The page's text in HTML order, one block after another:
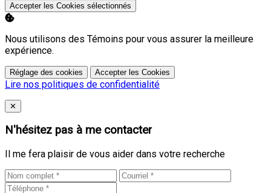
Accepter les Cookies sélectionnés
Nous utilisons des Témoins pour vous assurer la meilleure
expérience.
Réglage des cookies Accepter les Cookies
Lire nos politiques de confidentialité
Close
✕
N'hésitez pas à me contacter
Il me fera plaisir de vous aider dans votre recherche